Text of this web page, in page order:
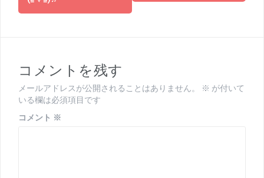
ナ
ー
シ
ョ
コメントを残す
メールアドレスが公開されることはありません。 ※ が付いて
いる欄は必須項目です
コメント ※